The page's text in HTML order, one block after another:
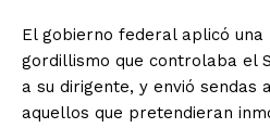
El gobierno federal aplicó
gordillismo que controlaba el
a su dirigente, y envió sendas
aquellos que pretendieran